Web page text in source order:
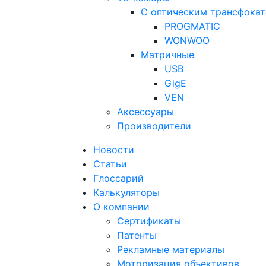
С оптическим
PROGMATIC
WONWOO
Матричные
USB
GigE
VEN
Аксессуары
Производители
Новости
Статьи
Глоссарий
Калькуляторы
О компании
Сертификаты
Патенты
Рекламные материалы
Моторизация объективов